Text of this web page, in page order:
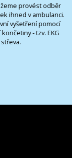
provést odběr
ihned v ambulanci.
vyšetření pomocí
- tzv. EKG